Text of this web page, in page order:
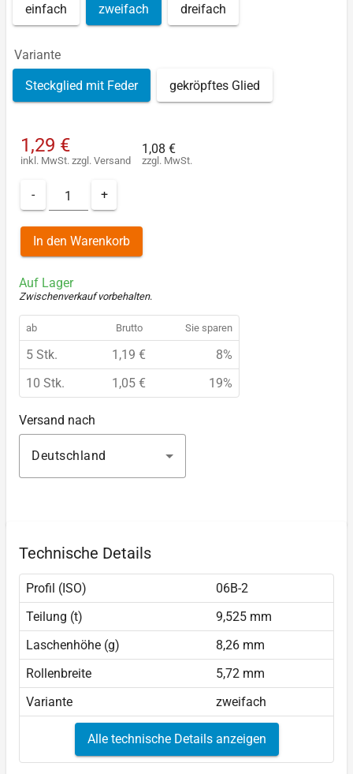
einfach zweifach dreifach
Variante
Steckglied mit Feder gekröpftes Glied
1,29 €
inkl. MwSt. zzgl. Versand
1,08 €
zzgl. MwSt.
- +
In den Warenkorb
Auf Lager
Zwischenverkauf vorbehalten.
ab Brutto Sie sparen
5 Stk. 1,19 €
8%
10 Stk.
1,05 € 19%
Versand nach
Deutschland
Technische Details
Profil (ISO)
06B-2
Teilung (t)
9,525 mm
Laschenhöhe (g)
8,26 mm
Rollenbreite
5,72 mm
Variante
zweifach
Alle technische Details anzeigen